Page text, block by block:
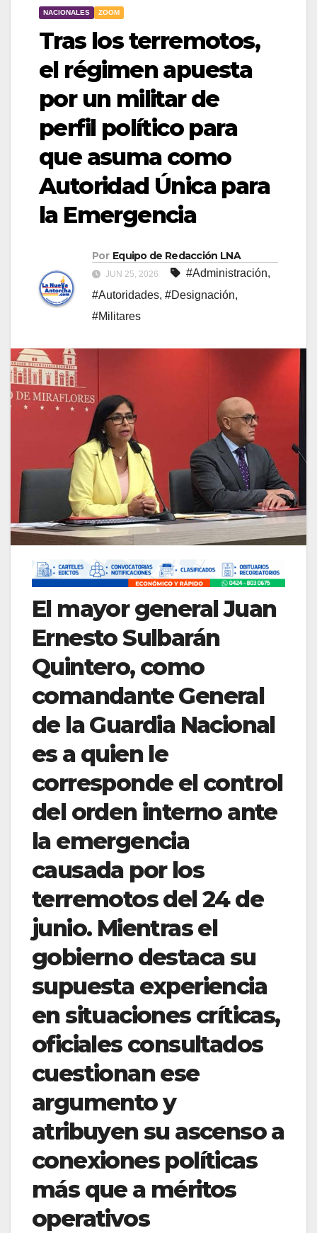
NACIONALES ZOOM
Tras los terremotos,
el régimen apuesta
por un militar de
perfil político para
que asuma como
Autoridad Única para
la Emergencia
Por Equipo de Redacción LNA
JUN 25, 2026 #Administración,
#Autoridades, #Designación,
#Militares
El mayor general Juan
Ernesto Sulbarán
Quintero, como
comandante General
de la Guardia Nacional
es a quien le
corresponde el control
del orden interno ante
la emergencia
causada por los
terremotos del 24 de
junio. Mientras el
gobierno destaca su
supuesta experiencia
en situaciones críticas,
oficiales consultados
cuestionan ese
argumento y
atribuyen su ascenso a
conexiones políticas
más que a méritos
operativos